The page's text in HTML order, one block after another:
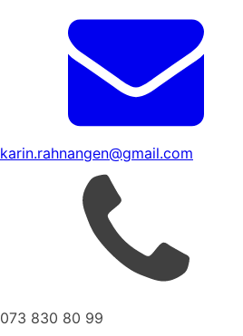
karin.rahnangen@gmail.com
073 830 80 99